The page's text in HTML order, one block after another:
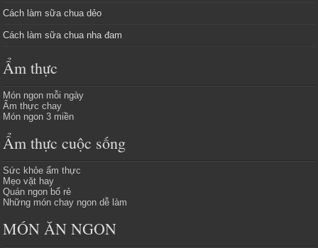
Cách làm sữa chua dẻo
Cách làm sữa chua nha đam
Ẩm thực
Món ngon mỗi ngày
Ẩm thực chay
Món ngon 3 miền
Ẩm thực cuộc sống
Sức khỏe ẩm thực
Mẹo vặt hay
Quán ngon bổ rẻ
Những món chay ngon dễ làm
MÓN ĂN NGON